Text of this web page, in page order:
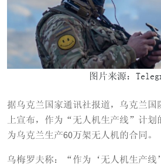
图片来源：
据乌克兰国家通讯社报道，乌克兰国
上宣布，作为“无人机生产线”计划
为乌克兰生产60万架无人机的合同。
乌梅罗夫称：“作为‘无人机生产线